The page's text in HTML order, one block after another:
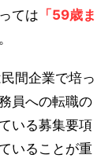
ては 「59歳ま
間企業で培っ
員への転職の
いる募集要項
いることが重